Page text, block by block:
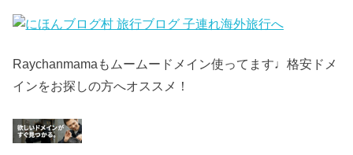
Raychanmamaもムームードメイン使ってます♩格安ドメ
インをお探しの方へオススメ！